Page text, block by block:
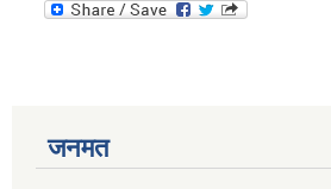
जनमत